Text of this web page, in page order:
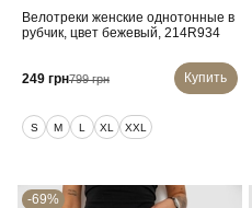
Велотреки женские однотонные в
рубчик, цвет бежевый, 214R934
249 грн799 грн Купить
S M L XL XXL
-69%